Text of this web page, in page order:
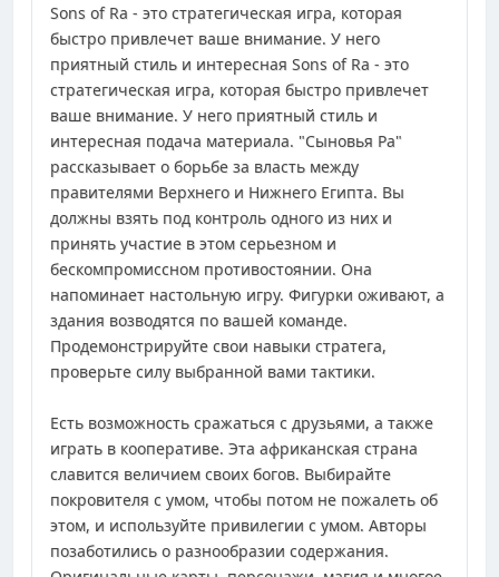
Sons of Ra - это стратегическая игра, которая
быстро привлечет ваше внимание. У него
приятный стиль и интересная Sons of Ra - это
стратегическая игра, которая быстро привлечет
ваше внимание. У него приятный стиль и
интересная подача материала. "Сыновья Ра"
рассказывает о борьбе за власть между
правителями Верхнего и Нижнего Египта. Вы
должны взять под контроль одного из них и
принять участие в этом серьезном и
бескомпромиссном противостоянии. Она
напоминает настольную игру. Фигурки оживают, а
здания возводятся по вашей команде.
Продемонстрируйте свои навыки стратега,
проверьте силу выбранной вами тактики.
Есть возможность сражаться с друзьями, а также
играть в кооперативе. Эта африканская страна
славится величием своих богов. Выбирайте
покровителя с умом, чтобы потом не пожалеть об
этом, и используйте привилегии с умом. Авторы
позаботились о разнообразии содержания.